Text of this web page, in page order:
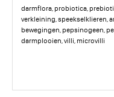
darmflora, probiotica,
verkleining, speekselklieren,
bewegingen, pepsinogeen,
darmplooien, villi, microvilli